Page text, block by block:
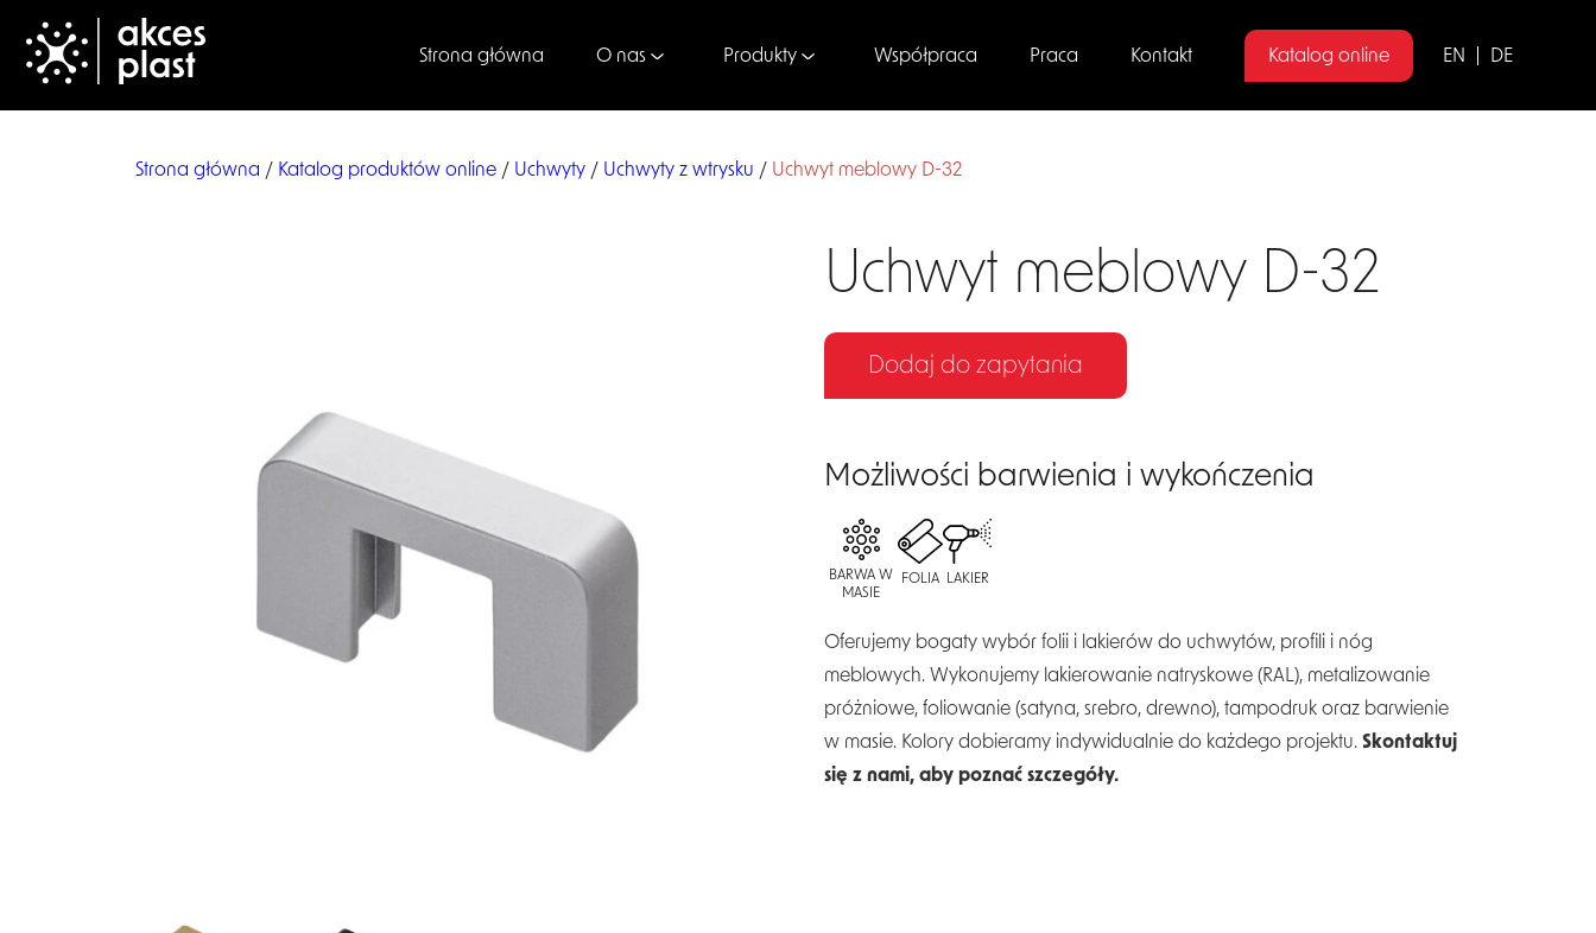
Strona główna O nas Produkty Współpraca Praca Kontakt Katalog online EN DE
Strona główna / Katalog produktów online / Uchwyty / Uchwyty z wtrysku / Uchwyt meblowy D-32
Uchwyt meblowy D-32
Dodaj do zapytania
Możliwości barwienia i wykończenia
BARWA W
MASIE
FOLIA LAKIER
Oferujemy bogaty wybór folii i lakierów do uchwytów, profili i nóg
meblowych. Wykonujemy lakierowanie natryskowe (RAL), metalizowanie
próżniowe, foliowanie (satyna, srebro, drewno), tampodruk oraz barwienie
w masie. Kolory dobieramy indywidualnie do każdego projektu.Skontaktuj
się z nami, aby poznać szczegóły.